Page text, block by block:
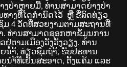
ງປ່າຫຼາຍມື້, ທ່ານສາມາດຍ່າງປ່າ
ທາງທີ່ໄດກຳນົດໄວ້ ຫຼື ຂີ່ລົດທ່ຽວ
ມ 4 ວັດທີ່ສວຍງາມຕາມສະຖານທີ່
. ທ່ານສາມາດຊອກຫາຂໍ້ມູນການ
ຢູ່ຕາມເມືອງວັງວັງວຽງ. ທ່ານ
ນຳ້, ທ່ຽວຊົມຖຳ້, ຮັບປະທານ
ນຳ້ທີ່ເຢັນສະອາດ, ຕັ້ງແຄ້ມ ແລະ